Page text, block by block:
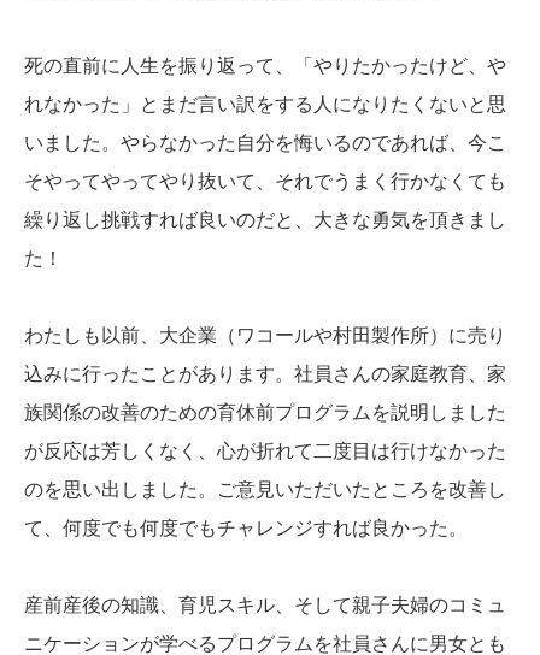
死の直前に人生を振り返って、「やりたかったけど、や
れなかった」とまだ言い訳をする人になりたくないと思
いました。やらなかった自分を悔いるのであれば、今こ
そやってやってやり抜いて、それでうまく行かなくても
繰り返し挑戦すれば良いのだと、大きな勇気を頂きまし
た！
わたしも以前、大企業（ワコールや村田製作所）に売り
込みに行ったことがあります。社員さんの家庭教育、家
族関係の改善のための育休前プログラムを説明しました
が反応は芳しくなく、心が折れて二度目は行けなかった
のを思い出しました。ご意見いただいたところを改善し
て、何度でも何度でもチャレンジすれば良かった。
産前産後の知識、育児スキル、そして親子夫婦のコミュ
ニケーションが学べるプログラムを社員さんに男女とも